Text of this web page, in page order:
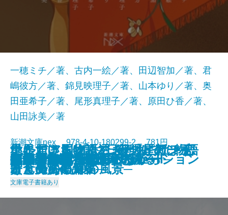
灼熱
擬傷の鳥はつかまらない
プリンシパル
アイドルだった君へ
星に届ける物語─日経「星新一
賞」受賞作品集─
あわこさま─不村家奇譚─
うしろにご用心！
ナルニア国物語3 夜明けのぼう
けん号の航海
真冬の訪問者
いただきますは、ふたりで。─恋
と食のある10の風景─
一穂ミチ／著、古内一絵／著、田辺智加／著、君
嶋彼方／著、錦見映理子／著、山本ゆり／著、奥
田亜希子／著、尾形真理子／著、原田ひ香／著、
山田詠美／著
新潮文庫nex 978-4-10-180299-2 781円
2025/01/29
文庫電子書籍あり
世界でいちばん透きとおった物語
2
家裁調査官・庵原かのん
火山のふもとで
鯉姫婚姻譚
死ぬまでに行きたい海
それでも日々はつづくから
胃が合うふたり
ブロッコリー・レボリューション
いのちの記憶─銀河を渡るII─
ナルニア国物語2 カスピアン王
子と魔法の角笛